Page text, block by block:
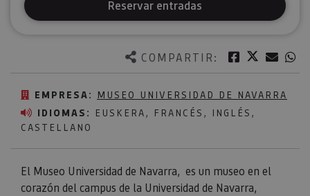
COMPARTIR: Facebook
Twitter
EMPRESA: MUSEO UNIVERSIDAD DE NAVARRA
IDIOMAS:
EUSKERA, FRANCÉS, INGLÉS,
CASTELLANO
El Museo Universidad de Navarra, es un museo en el
corazón del campus de la Universidad de Navarra,
Reservar entradas